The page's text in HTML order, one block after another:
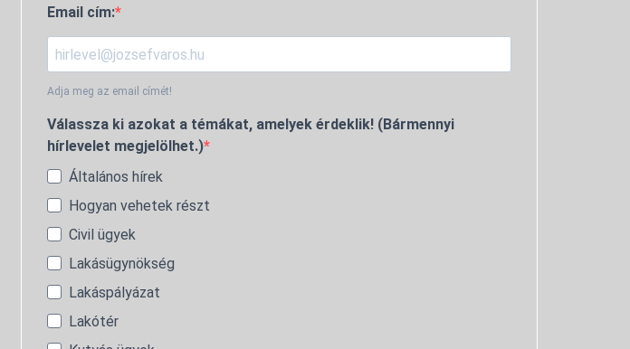
Email cím:
Adja meg az email címét!
Válassza ki azokat a témákat, amelyek érdeklik! (Bármennyi
hírlevelet megjelölhet.)
Általános hírek
Hogyan vehetek részt
Civil ügyek
Lakásügynökség
Lakáspályázat
Lakótér